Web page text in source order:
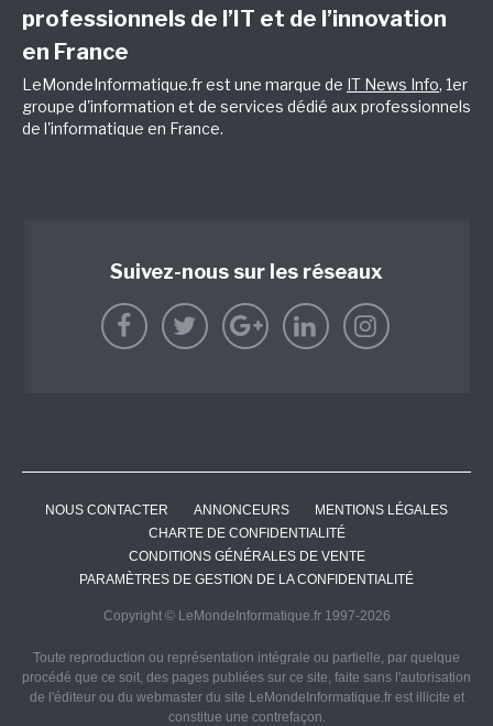
professionnels de l’IT et de l’innovation
en France
LeMondeInformatique.fr est une marque de IT News Info, 1er
groupe d'information et de services dédié aux professionnels
de l'informatique en France.
Suivez-nous sur les réseaux
NOUS CONTACTER ANNONCEURS
MENTIONS LÉGALES
CHARTE DE CONFIDENTIALITÉ
CONDITIONS GÉNÉRALES DE VENTE
PARAMÈTRES DE GESTION DE LA CONFIDENTIALITÉ
Copyright © LeMondeInformatique.fr 1997-2026
Toute reproduction ou représentation intégrale ou partielle, par quelque
procédé que ce soit, des pages publiées sur ce site, faite sans l'autorisation
de l'éditeur ou du webmaster du site LeMondeInformatique.fr est illicite et
constitue une contrefaçon.